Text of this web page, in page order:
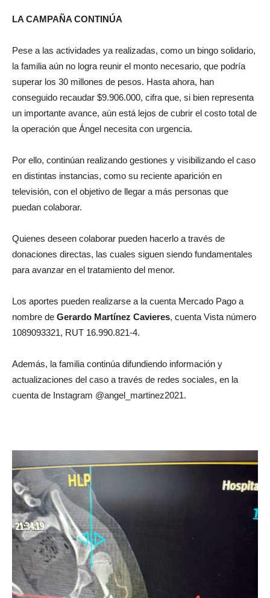
LA CAMPAÑA CONTINÚA
Pese a las actividades ya realizadas, como un bingo solidario,
la familia aún no logra reunir el monto necesario, que podría
superar los 30 millones de pesos. Hasta ahora, han
conseguido recaudar $9.906.000, cifra que, si bien representa
un importante avance, aún está lejos de cubrir el costo total de
la operación que Ángel necesita con urgencia.
Por ello, continúan realizando gestiones y visibilizando el caso
en distintas instancias, como su reciente aparición en
televisión, con el objetivo de llegar a más personas que
puedan colaborar.
Quienes deseen colaborar pueden hacerlo a través de
donaciones directas, las cuales siguen siendo fundamentales
para avanzar en el tratamiento del menor.
Los aportes pueden realizarse a la cuenta Mercado Pago a
nombre de Gerardo Martínez Cavieres, cuenta Vista número
1089093321, RUT 16.990.821-4.
Además, la familia continúa difundiendo información y
actualizaciones del caso a través de redes sociales, en la
cuenta de Instagram @angel_martinez2021.